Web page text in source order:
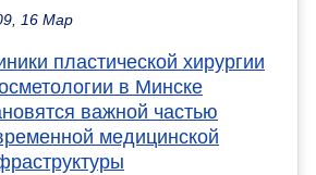
16 Мар
пластической хирургии
в Минске
важной частью
медицинской